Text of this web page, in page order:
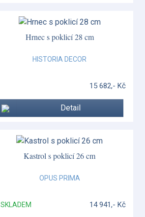
Hrnec s poklicí 28 cm
HISTORIA DECOR
15 682,- Kč
Detail
Kastrol s poklicí 26 cm
OPUS PRIMA
SKLADEM 14 941,- Kč